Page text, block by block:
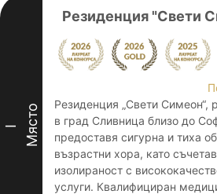
I Място
Резиденция "Свети
Резиденция „Свети Симеон“,
в град Сливница близо до
предоставя сигурна и тиха
възрастни хора, като
изолираност с
услуги. Квалифициран